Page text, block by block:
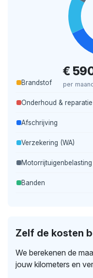
€
per
Brandstof
Onderhoud & reparatie
Afschrijving
Verzekering (WA)
Motorrijtuigenbelasting
Banden
Zelf de kosten
We berekenen de
jouw kilometers en